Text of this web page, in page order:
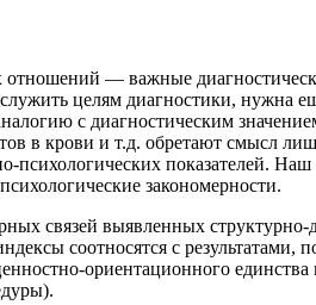
— важные
целям диагностики, нужна
с диагностическим
в крови и т.д. обретают смысл
показателей.
закономерности.
связей выявленных
соотносятся с
ориентационного